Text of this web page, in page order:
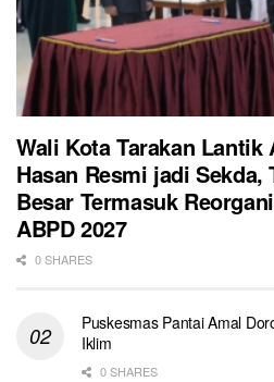
Wali Kota Tarakan Lantik
Hasan Resmi jadi Sekda,
Besar Termasuk
ABPD 2027
0 SHARES
Puskesmas Pantai Amal
Iklim
0 SHARES